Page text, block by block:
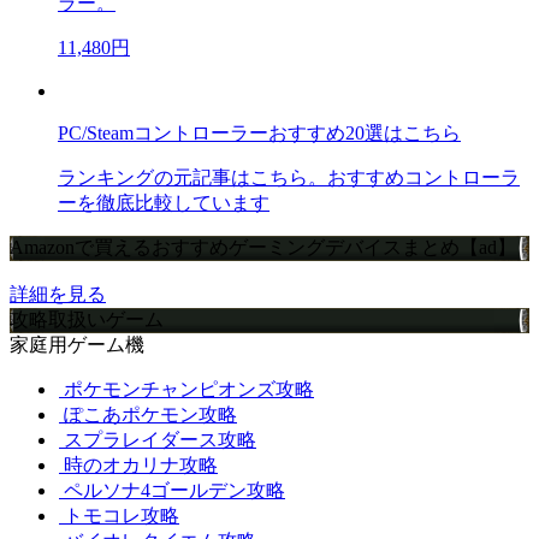
11,480円
PC/Steamコントローラーおすすめ20選はこちら
ランキングの元記事はこちら。おすすめコントローラ
ーを徹底比較しています
Amazonで買えるおすすめゲーミングデバイスまとめ【ad】
詳細を見る
攻略取扱いゲーム
家庭用ゲーム機
ポケモンチャンピオンズ攻略
ぽこあポケモン攻略
スプラレイダース攻略
時のオカリナ攻略
ペルソナ4ゴールデン攻略
トモコレ攻略